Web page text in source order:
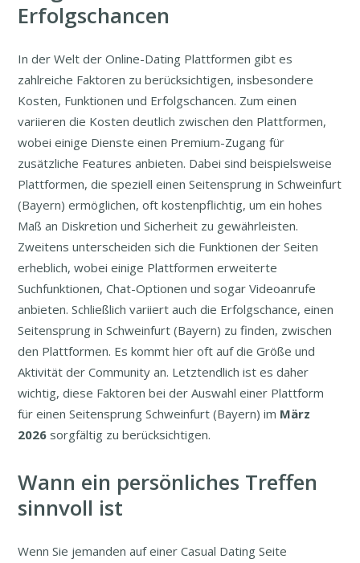
Erfolgschancen
In der Welt der Online-Dating Plattformen gibt es
zahlreiche Faktoren zu berücksichtigen, insbesondere
Kosten, Funktionen und Erfolgschancen. Zum einen
variieren die Kosten deutlich zwischen den Plattformen,
wobei einige Dienste einen Premium-Zugang für
zusätzliche Features anbieten. Dabei sind beispielsweise
Plattformen, die speziell einen Seitensprung in Schweinfurt
(Bayern) ermöglichen, oft kostenpflichtig, um ein hohes
Maß an Diskretion und Sicherheit zu gewährleisten.
Zweitens unterscheiden sich die Funktionen der Seiten
erheblich, wobei einige Plattformen erweiterte
Suchfunktionen, Chat-Optionen und sogar Videoanrufe
anbieten. Schließlich variiert auch die Erfolgschance, einen
Seitensprung in Schweinfurt (Bayern) zu finden, zwischen
den Plattformen. Es kommt hier oft auf die Größe und
Aktivität der Community an. Letztendlich ist es daher
wichtig, diese Faktoren bei der Auswahl einer Plattform
für einen Seitensprung Schweinfurt (Bayern) im März
2026 sorgfältig zu berücksichtigen.
Wann ein persönliches Treffen
sinnvoll ist
Wenn Sie jemanden auf einer Casual Dating Seite